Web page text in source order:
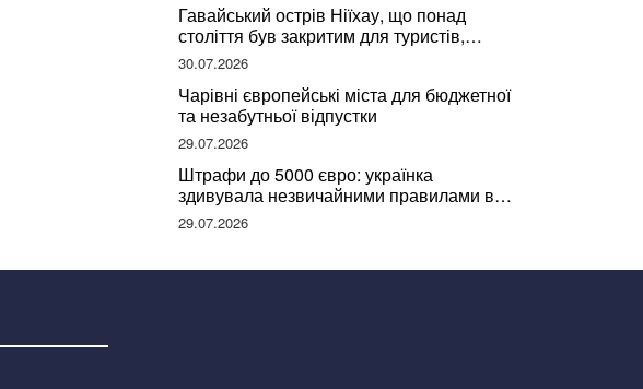
Гавайський острів Ніїхау, що понад
століття був закритим для туристів,
починає приймати перших відвідувачів
30.07.2026
Чарівні європейські міста для бюджетної
та незабутньої відпустки
29.07.2026
Штрафи до 5000 євро: українка
здивувала незвичайними правилами в
Німеччині та поділилася правдою
29.07.2026